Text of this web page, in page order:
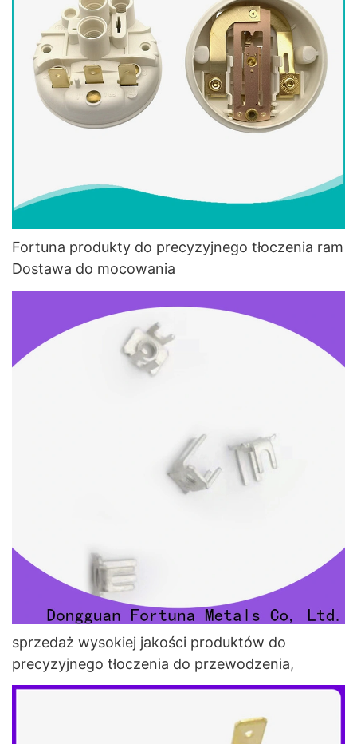
Fortuna produkty do precyzyjnego tłoczenia ram
Dostawa do mocowania
sprzedaż wysokiej jakości produktów do
precyzyjnego tłoczenia do przewodzenia,